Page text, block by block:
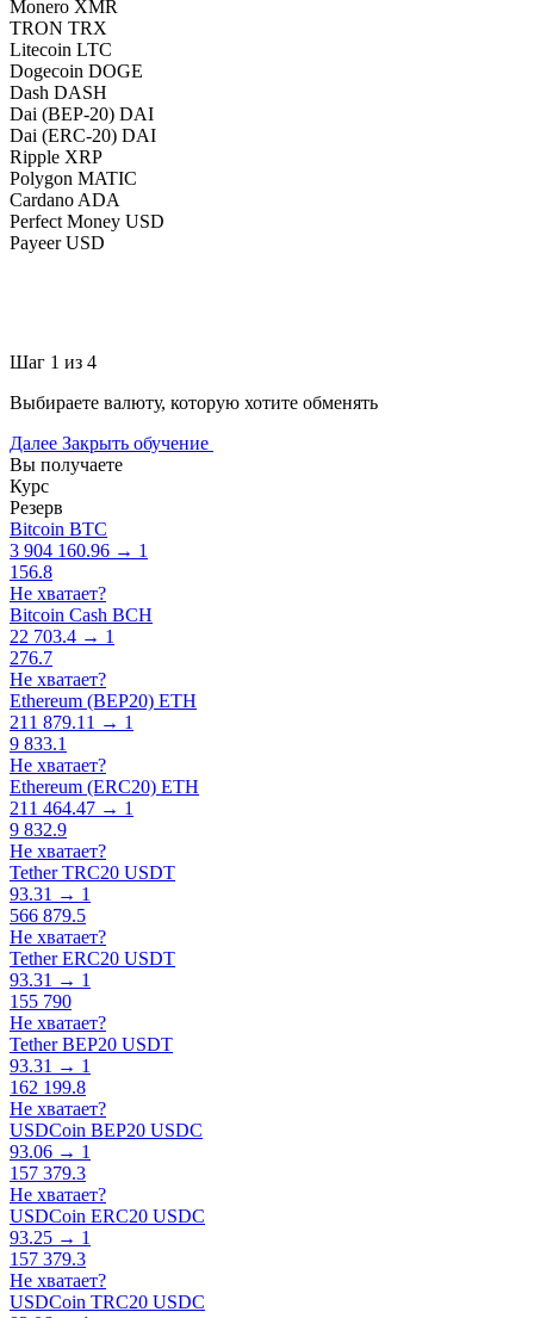
Monero XMR
TRON TRX
Litecoin LTC
Dogecoin DOGE
Dash DASH
Dai (BEP-20) DAI
Dai (ERC-20) DAI
Ripple XRP
Polygon MATIC
Cardano ADA
Perfect Money USD
Payeer USD
Шаг 1 из 4
Выбираете валюту, которую хотите обменять
Далее Закрыть обучение
Вы получаете
Курс
Резерв
Bitcoin BTC
3 904 160.96 → 1
156.8
Не хватает?
Bitcoin Cash BCH
22 703.4 → 1
276.7
Не хватает?
Ethereum (BEP20) ETH
211 879.11 → 1
9 833.1
Не хватает?
Ethereum (ERC20) ETH
211 464.47 → 1
9 832.9
Не хватает?
Tether TRC20 USDT
93.31 → 1
566 879.5
Не хватает?
Tether ERC20 USDT
93.31 → 1
155 790
Не хватает?
Tether BEP20 USDT
93.31 → 1
162 199.8
Не хватает?
USDCoin BEP20 USDC
93.06 → 1
157 379.3
Не хватает?
USDCoin ERC20 USDC
93.25 → 1
157 379.3
Не хватает?
USDCoin TRC20 USDC